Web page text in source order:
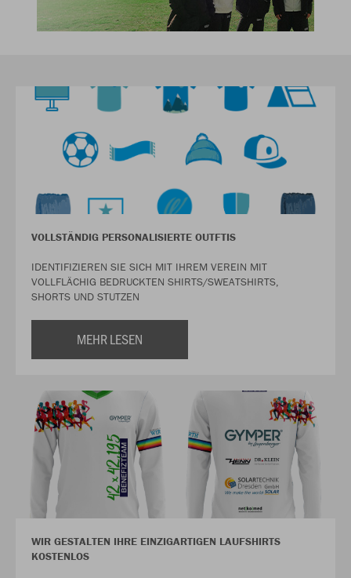
VOLLSTÄNDIG PERSONALISIERTE OUTFTIS
IDENTIFIZIEREN SIE SICH MIT IHREM VEREIN MIT
VOLLFLÄCHIG BEDRUCKTEN SHIRTS/SWEATSHIRTS,
SHORTS UND STUTZEN
MEHR LESEN
WIR GESTALTEN IHRE EINZIGARTIGEN LAUFSHIRTS
KOSTENLOS